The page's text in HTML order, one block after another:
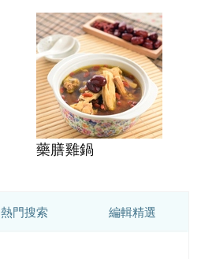
藥膳雞鍋
熱門搜索 編輯精選